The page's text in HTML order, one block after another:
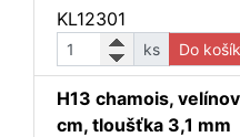
KL12301
ks Do
H13 chamois,
cm, tloušťka 3,1 mm